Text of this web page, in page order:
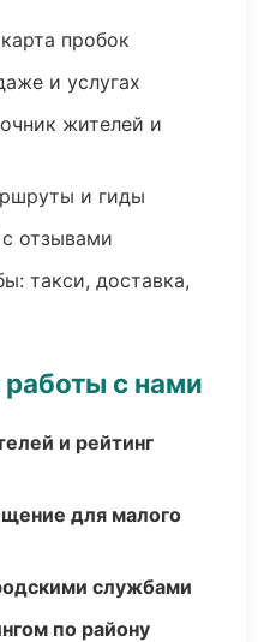
пробок
и услугах
жителей и
и гиды
отзывами
такси, доставка,
с нами
и рейтинг
для малого
службами
по району